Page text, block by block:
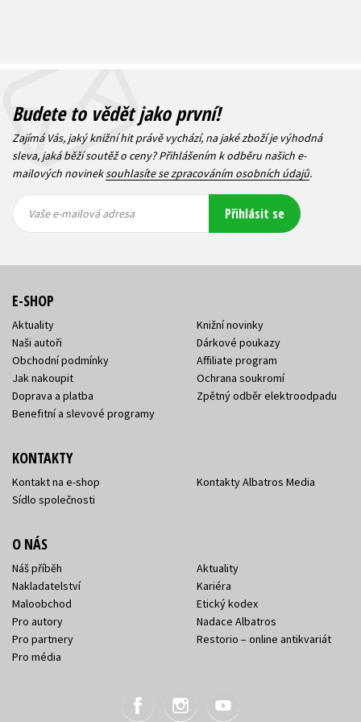
Budete to vědět jako první!
Zajímá Vás, jaký knižní hit právě vychází, na jaké zboží je výhodná
sleva, jaká běží soutěž o ceny? Přihlášením k odběru našich e-
mailových novineksouhlasíte se zpracováním osobních údajů.
mailová
mailová
Vaše e-mailová adresa Přihlásit se
E-SHOP
Aktuality
Naši autoři
Obchodní podmínky
Jak nakoupit
Doprava a platba
Benefitní a slevové programy
Knižní novinky
Dárkové poukazy
Affiliate program
Ochrana soukromí
Zpětný odběr elektroodpadu
KONTAKTY
Kontakt na e-shop
Sídlo společnosti
Kontakty Albatros Media
O NÁS
Náš příběh
Nakladatelství
Maloobchod
Pro autory
Pro partnery
Pro média
Aktuality
Kariéra
Etický kodex
Nadace Albatros
Restorio – online antikvariát